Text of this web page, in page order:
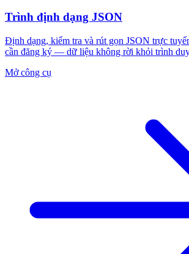
Trình định dạng JSON
Định dạng, kiểm tra và rút gọn JSON trực
cần đăng ký — dữ liệu không rời khỏi trình
Mở công cụ